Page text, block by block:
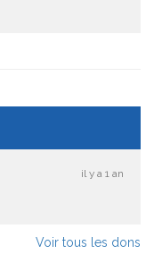
il y a 1 an
Voir tous les dons